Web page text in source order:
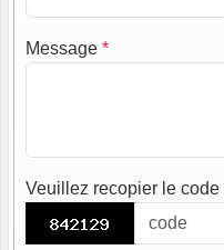
Message *
Veuillez recopier le code